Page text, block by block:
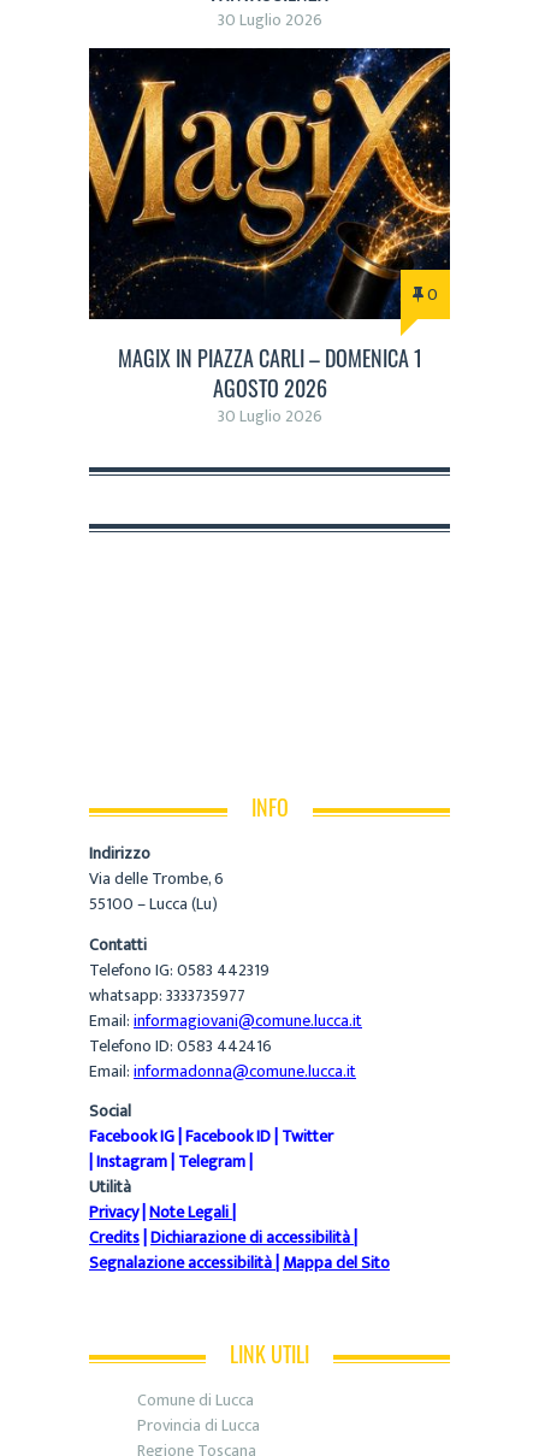
30 Luglio 2026
0
MAGIX IN PIAZZA CARLI – DOMENICA 1
AGOSTO 2026
30 Luglio 2026
INFO
Indirizzo
Via delle Trombe, 6
55100 – Lucca (Lu)
Contatti
Telefono IG: 0583 442319
whatsapp: 3333735977
Email:informagiovani@comune.lucca.it
Telefono ID: 0583 442416
Email:informadonna@comune.lucca.it
Social
Facebook IG|Facebook ID|Twitter
|Instagram|Telegram|
Utilità
Privacy|Note Legali|
Credits|Dichiarazione di accessibilità|
Segnalazione accessibilità|Mappa del Sito
LINK UTILI
Comune di Lucca
Provincia di Lucca
Regione Toscana